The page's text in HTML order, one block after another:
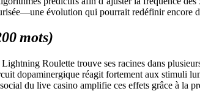
évolution qui pourrait redéfinir encore
mots)
Roulette trouve ses racines dans
dopaminergique réagit fortement aux stimuli
du live casino amplifie ces effets grâce à la